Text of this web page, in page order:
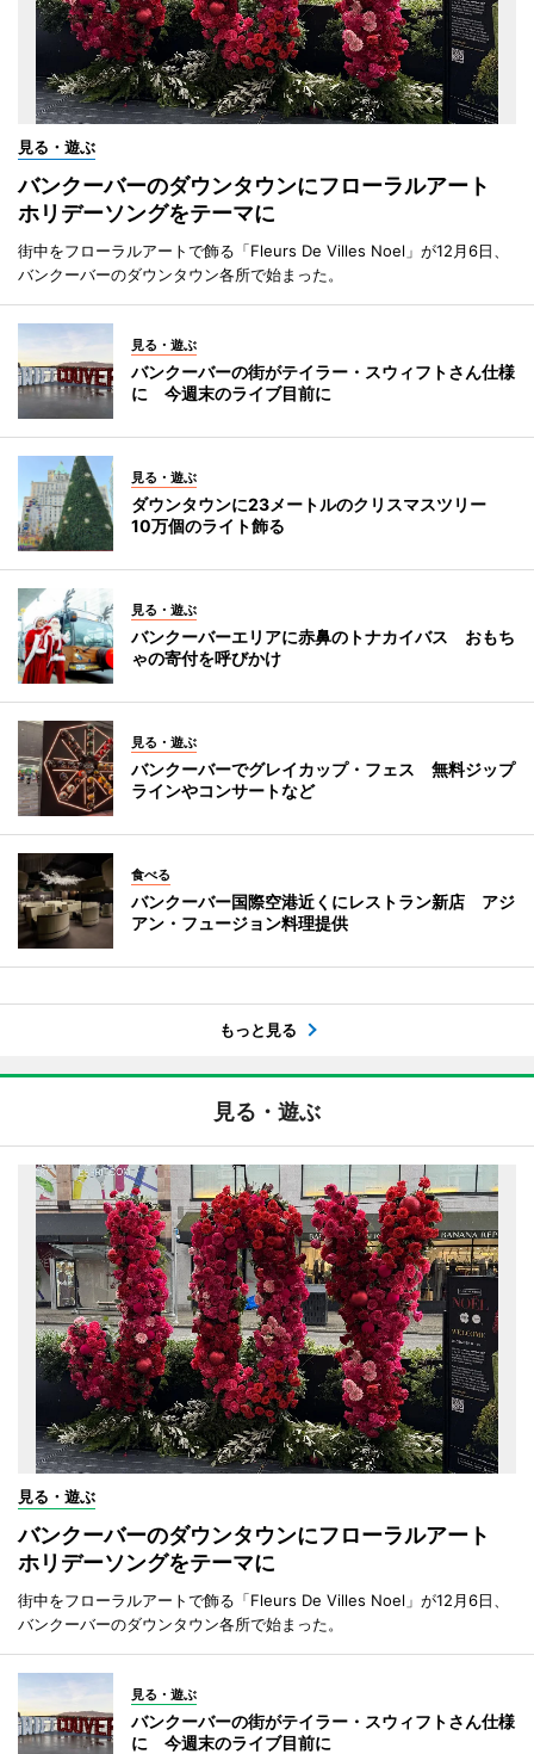
見る・遊ぶ
バンクーバーのダウンタウンにフローラルアート
ホリデーソングをテーマに
街中をフローラルアートで飾る「Fleurs De Villes Noel」が12月6日、
バンクーバーのダウンタウン各所で始まった。
見る・遊ぶ
バンクーバーの街がテイラー・スウィフトさん仕様
に 今週末のライブ目前に
見る・遊ぶ
ダウンタウンに23メートルのクリスマスツリー
10万個のライト飾る
見る・遊ぶ
バンクーバーエリアに赤鼻のトナカイバス おもち
ゃの寄付を呼びかけ
見る・遊ぶ
バンクーバーでグレイカップ・フェス 無料ジップ
ラインやコンサートなど
食べる
バンクーバー国際空港近くにレストラン新店 アジ
アン・フュージョン料理提供
もっと見る
見る・遊ぶ
見る・遊ぶ
バンクーバーのダウンタウンにフローラルアート
ホリデーソングをテーマに
街中をフローラルアートで飾る「Fleurs De Villes Noel」が12月6日、
バンクーバーのダウンタウン各所で始まった。
見る・遊ぶ
バンクーバーの街がテイラー・スウィフトさん仕様
に 今週末のライブ目前に